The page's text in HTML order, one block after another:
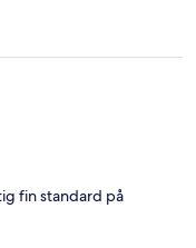
fin standard på